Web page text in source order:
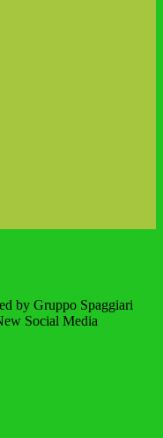
by Gruppo Spaggiari
Social Media